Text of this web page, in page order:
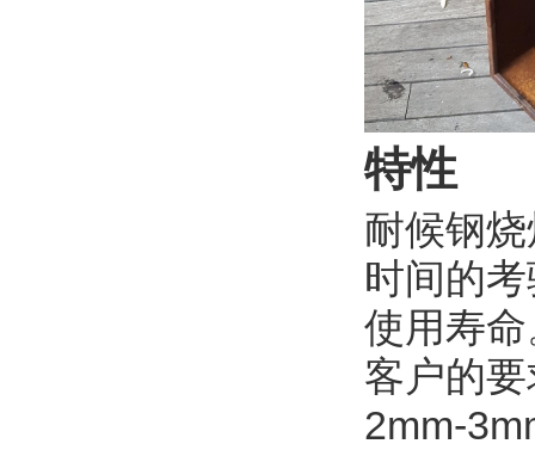
特性
耐候钢
时间的
使用寿
客户的
2mm-